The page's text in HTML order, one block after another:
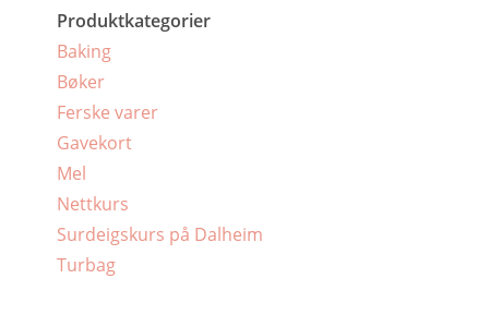
Produktkategorier
Baking
Bøker
Ferske varer
Gavekort
Mel
Nettkurs
Surdeigskurs på Dalheim
Turbag